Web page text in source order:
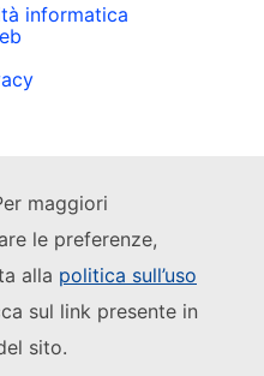
maggiori
le preferenze,
alla politica sull’uso
sul link presente in
sito.
informatica